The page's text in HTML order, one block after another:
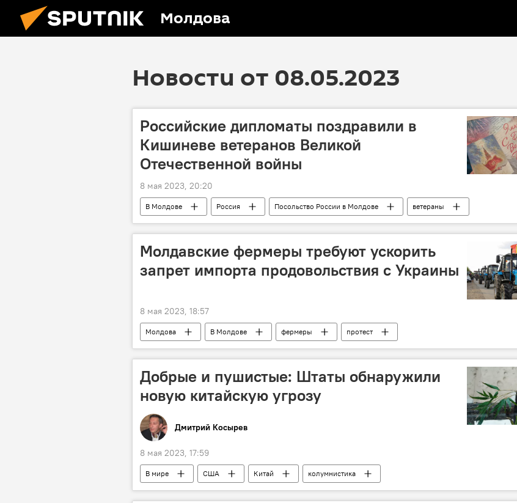
Молдова
Новости от 08.05.2023
Российские дипломаты поздравили в
Кишиневе ветеранов Великой
Отечественной войны
8 мая 2023, 20:20
В Молдове Россия Посольство России в Молдове ветераны
Молдавские фермеры требуют ускорить
запрет импорта продовольствия с Украины
8 мая 2023, 18:57
Молдова В Молдове фермеры протест
Добрые и пушистые: Штаты обнаружили
новую китайскую угрозу
Дмитрий Косырев
8 мая 2023, 17:59
В мире США Китай колумнистика